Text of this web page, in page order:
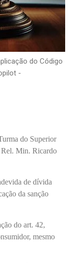
do Código
-
do Superior
Min. Ricardo
de dívida
da sanção
do art. 42,
, mesmo